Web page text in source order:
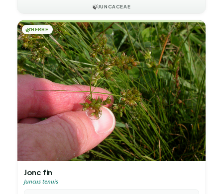
🍃JUNCACEAE
🌿HERBE
Jonc fin
Juncus tenuis